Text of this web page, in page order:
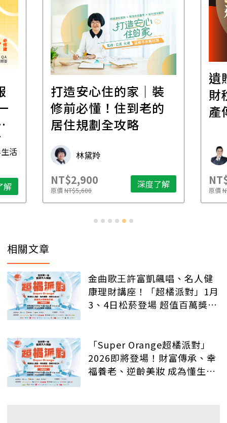
活
解
打造安心住的家｜裝
修前必懂！住到老的
居住規劃全攻略
林黛羚
NT$2,900
原價NT$5,600 深度了解
遺
財
產
原價
相關文章
金曲歌王許富凱飆唱、名人健
康理財講座！「超橘派對」1月
3、4日松菸登場 超值百萬獎品
「Super Orange超橘派對」
2026即將登場！財富傳承、幸
福養老、逆齡美妝 成為懂生活